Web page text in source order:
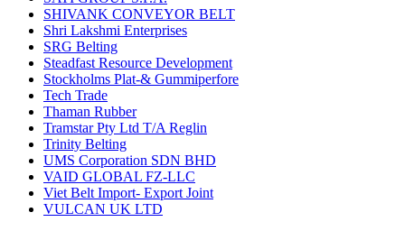
SHIVANK CONVEYOR BELT
Shri Lakshmi Enterprises
SRG Belting
Steadfast Resource Development
Stockholms Plat-& Gummiperfore
Tech Trade
Thaman Rubber
Tramstar Pty Ltd T/A Reglin
Trinity Belting
UMS Corporation SDN BHD
VAID GLOBAL FZ-LLC
Viet Belt Import- Export Joint
VULCAN UK LTD